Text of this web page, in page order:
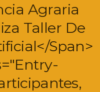
Agraria
Taller De
span>